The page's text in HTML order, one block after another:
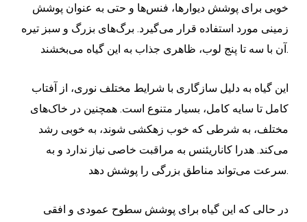
خوبی برای پوشش دیوارها، فنس‌ها و حتی به عنوان پوشش
زمینی مورد استفاده قرار می‌گیرد. برگ‌های بزرگ و سبز تیره
آن با سه تا پنج لوب، ظاهری جذاب به این گیاه می‌بخشند.
این گیاه به دلیل سازگاری با شرایط مختلف نوری، از آفتاب
کامل تا سایه کامل، بسیار متنوع است. همچنین در خاک‌های
مختلف، به شرطی که خوب زهکشی شوند، به خوبی رشد
می‌کند. هدرا کاناریئنس به مراقبت خاصی نیاز ندارد و به
سرعت می‌تواند مناطق بزرگی را پوشش دهد.
در حالی که این گیاه برای پوشش سطوح عمودی و افقی